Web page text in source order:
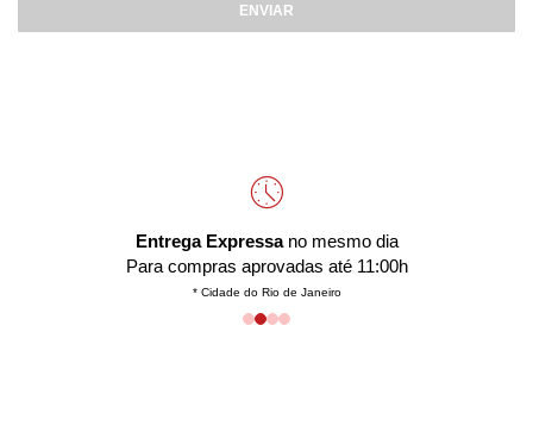
ENVIAR
Entrega Expressano mesmo dia
Para compras aprovadas até 11:00h
* Cidade do Rio de Janeiro